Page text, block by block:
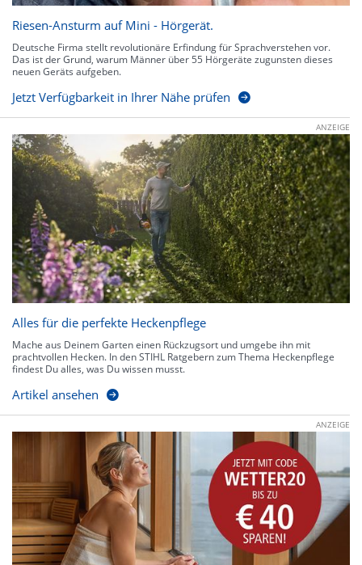
Riesen-Ansturm auf Mini - Hörgerät.
Deutsche Firma stellt revolutionäre Erfindung für Sprachverstehen vor.
Das ist der Grund, warum Männer über 55 Hörgeräte zugunsten dieses
neuen Geräts aufgeben.
Jetzt Verfügbarkeit in Ihrer Nähe prüfen
ANZEIGE
Alles für die perfekte Heckenpflege
Mache aus Deinem Garten einen Rückzugsort und umgebe ihn mit
prachtvollen Hecken. In den STIHL Ratgebern zum Thema Heckenpflege
findest Du alles, was Du wissen musst.
Artikel ansehen
ANZEIGE